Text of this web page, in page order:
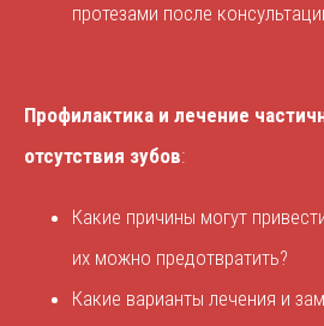
протезами после
Профилактика и лечение
отсутствия зубов:
Какие причины могут
их можно предотвратить?
Какие варианты лечения и